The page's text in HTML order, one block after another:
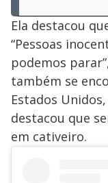
Ela destacou
“Pessoas
podemos
também se
Estados
destacou que
em cativeiro.